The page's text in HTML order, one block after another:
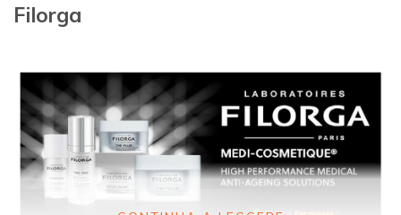
CATEGORIES LEVEL 2
CATEGORIES LEVEL 3
Tutti
Filorga